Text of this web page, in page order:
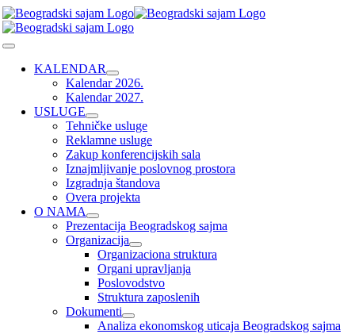
Skip
to
content
Toggle
NavigationKALENDAR
Kalendar 2026.
Kalendar 2027.
USLUGE
Tehničke usluge
Reklamne usluge
Zakup konferencijskih sala
Iznajmljivanje poslovnog prostora
Izgradnja štandova
Overa projekta
O NAMA
Prezentacija Beogradskog sajma
Organizacija
Organizaciona struktura
Organi upravljanja
Poslovodstvo
Struktura zaposlenih
Dokumenti
Analiza ekonomskog uticaja Beogradskog sajma